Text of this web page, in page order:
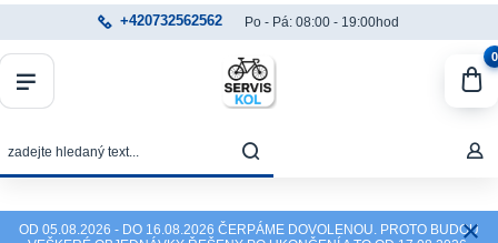
OD 05.08.2026 - DO 16.08.2026 ČERPÁME DOVOLENOU. PROTO BUDOU
+420732562562 Po - Pá: 08:00 - 19:00hod
0